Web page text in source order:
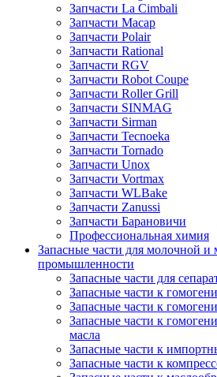
Запчасти La Cimbali
Запчасти Macap
Запчасти Polair
Запчасти Rational
Запчасти RGV
Запчасти Robot Coupe
Запчасти Roller Grill
Запчасти SINMAG
Запчасти Sirman
Запчасти Tecnoeka
Запчасти Tornado
Запчасти Unox
Запчасти Vortmax
Запчасти WLBake
Запчасти Zanussi
Запчасти Барановичи
Профессиональная химия
Запасные части для молочной
промышленности
Запасные части для
Запасные части к
Запасные части к
Запасные части к
масла
Запасные части к
Запасные части к